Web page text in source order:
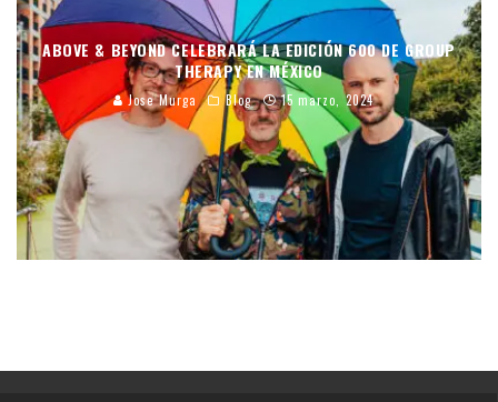
ABOVE & BEYOND CELEBRARÁ LA EDICIÓN 600 DE GROUP
THERAPY EN MÉXICO
Jose Murga Blog 15 marzo, 2024